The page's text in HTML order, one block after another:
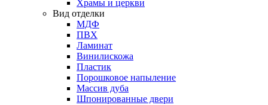
Храмы и церкви
Вид отделки
МДФ
ПВХ
Ламинат
Винилискожа
Пластик
Порошковое напыление
Массив дуба
Шпонированные двери